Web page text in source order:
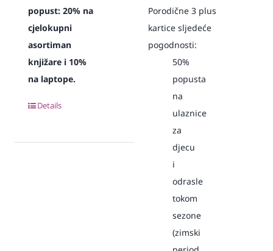
popust: 20% na
cjelokupni
asortiman
knjižare i 10%
na laptope.
Details
Porodične 3 plus
kartice sljedeće
pogodnosti:
50%
popusta
na
ulaznice
za
djecu
i
odrasle
tokom
sezone
(zimski